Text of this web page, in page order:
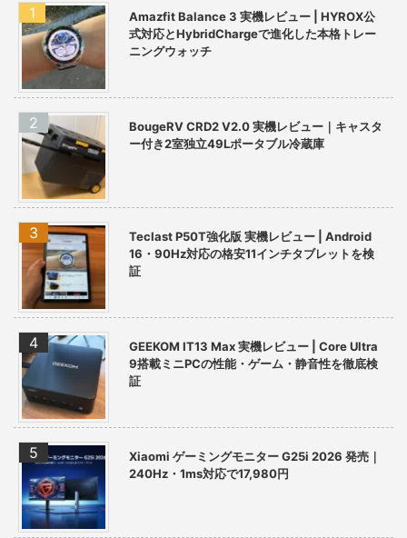
Amazfit Balance 3 実機レビュー | HYROX公
式対応とHybridChargeで進化した本格トレー
ニングウォッチ
BougeRV CRD2 V2.0 実機レビュー｜キャスタ
ー付き2室独立49Lポータブル冷蔵庫
Teclast P50T強化版 実機レビュー | Android
16・90Hz対応の格安11インチタブレットを検
証
GEEKOM IT13 Max 実機レビュー | Core Ultra
9搭載ミニPCの性能・ゲーム・静音性を徹底検
証
Xiaomi ゲーミングモニター G25i 2026 発売｜
240Hz・1ms対応で17,980円